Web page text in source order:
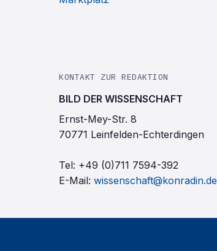
KONTAKT ZUR REDAKTION
BILD DER WISSENSCHAFT
Ernst-Mey-Str. 8
70771 Leinfelden-Echterdingen
Tel: +49 (0)711 7594-392
E-Mail: wissenschaft@konradin.de